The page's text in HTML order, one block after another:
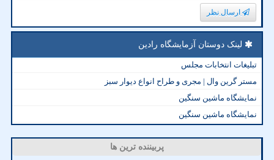
ارسال نظر
لینک دوستان آزمایشگاه رادین
تبلیغات انتخابات مجلس
مستر گرین وال | مجری و طراح انواع دیوار سبز
نمایشگاه ماشین سنگین
نمایشگاه ماشین سنگین
پربیننده ترین ها